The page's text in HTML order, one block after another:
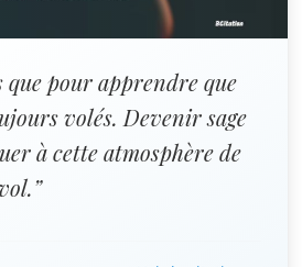
que pour apprendre que
volés. Devenir sage
à cette atmosphère de